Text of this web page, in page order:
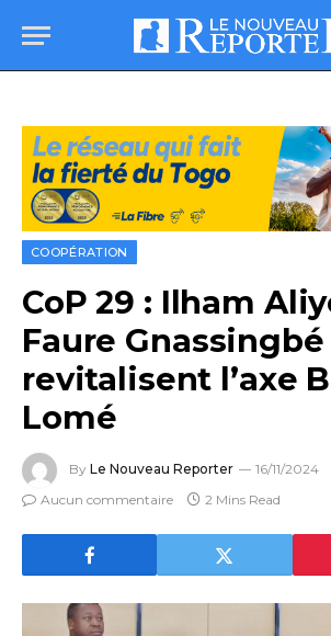
COOPÉRATION
CoP 29 : Ilham
Faure Gnassingbé
revitalisent l’axe
Lomé
By Le Nouveau Reporter
16/11/2024
Aucun commentaire
2 Mins Read